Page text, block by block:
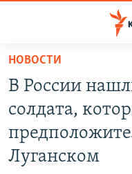
Вернуться
основному
содержанию
главной
ИСТОРИЯ
НОВОСТИ
В России
солдата,
Луганском